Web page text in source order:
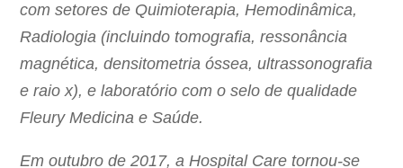
com setores de Quimioterapia, Hemodinâmica,
Radiologia (incluindo tomografia, ressonância
magnética, densitometria óssea, ultrassonografia
e raio x), e laboratório com o selo de qualidade
Fleury Medicina e Saúde.
Em outubro de 2017, a Hospital Care tornou-se